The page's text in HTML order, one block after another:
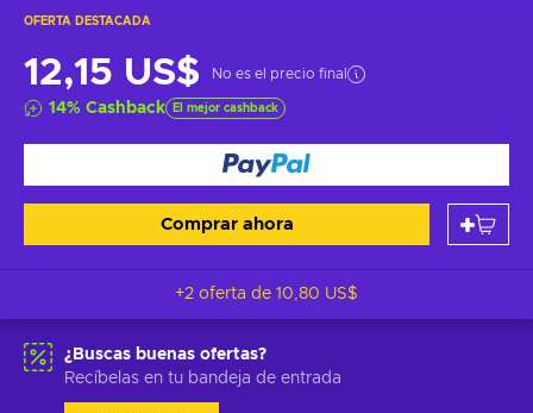
OFERTA DESTACADA
12,15 US$ No es el precio final
14% Cashback El mejor cashback
Comprar ahora
+2 oferta de 10,80 US$
¿Buscas buenas ofertas?
Recíbelas en tu bandeja de entrada